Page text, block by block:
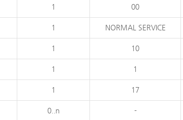
1 00
1 NORMAL SERVICE
1 10
1 1
1 17
0..n -